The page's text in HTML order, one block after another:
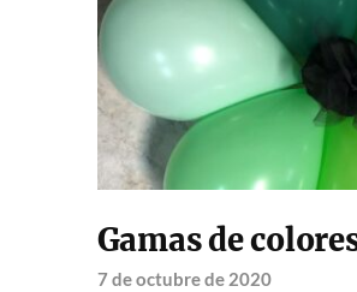
Gamas de
7 de octubre de 2020